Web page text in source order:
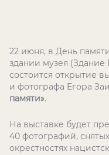
22 июня, в День
здании музея (Здание
состоится открытие
и фотографа Егора
памяти».
На выставке будет
40 фотографий,
окрестностях